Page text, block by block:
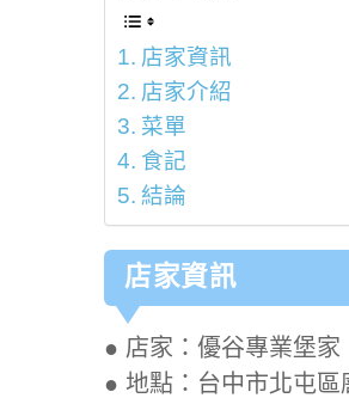
店家資訊
店家介紹
菜單
食記
結論
店家資訊
● 店家：優谷專業堡家
● 地點：台中市北屯區